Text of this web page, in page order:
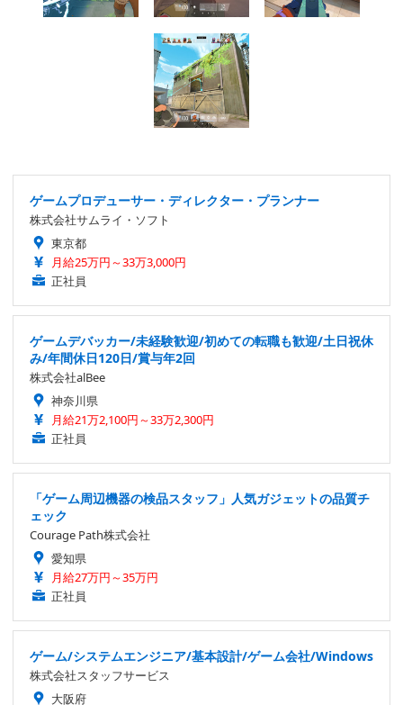
ゲームプロデューサー・ディレクター・プランナー
株式会社サムライ・ソフト
東京都
月給25万円～33万3,000円
正社員
ゲームデバッカー/未経験歓迎/初めての転職も歓迎/土日祝休
み/年間休日120日/賞与年2回
株式会社alBee
神奈川県
月給21万2,100円～33万2,300円
正社員
「ゲーム周辺機器の検品スタッフ」人気ガジェットの品質チ
ェック
Courage Path株式会社
愛知県
月給27万円～35万円
正社員
ゲーム/システムエンジニア/基本設計/ゲーム会社/Windows
株式会社スタッフサービス
大阪府